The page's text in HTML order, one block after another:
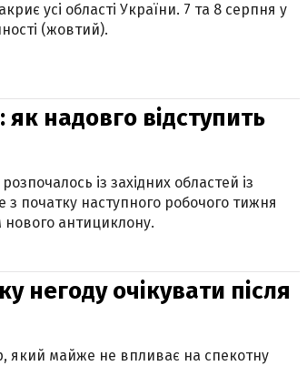
усі області України. 7 та 8 серпня у
(жовтий).
надовго відступить
із західних областей із
початку наступного робочого тижня
нового антициклону.
негоду очікувати після
який майже не впливає на спекотну